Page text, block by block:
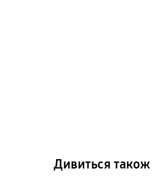
Дивиться також